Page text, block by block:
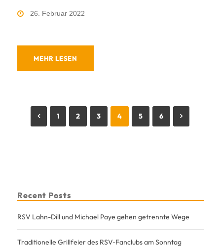
26. Februar 2022
MEHR LESEN
1 2 3 4 5 6
Recent Posts
RSV Lahn-Dill und Michael Paye gehen getrennte Wege
Traditionelle Grillfeier des RSV-Fanclubs am Sonntag